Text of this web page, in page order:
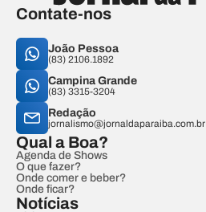
Contate-nos
João Pessoa
(83) 2106.1892
Campina Grande
(83) 3315-3204
Redação
jornalismo@jornaldaparaiba.com.br
Qual a Boa?
Agenda de Shows
O que fazer?
Onde comer e beber?
Onde ficar?
Notícias